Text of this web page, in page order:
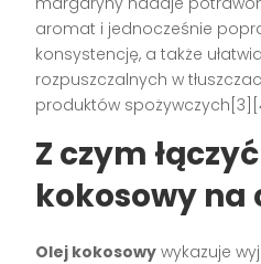
aromat i jednocześnie
konsystencję, a także
rozpuszczalnych w
produktów
Z czym
kokosowy na
Olej kokosowy wykazuje